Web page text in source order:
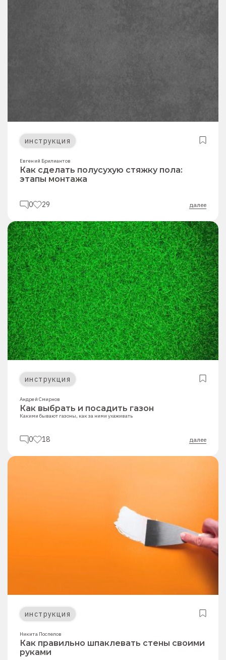
инструкция
Евгений Брилиантов
Как сделать полусухую стяжку пола:
этапы монтажа
0 29 далее
инструкция
Андрей Смирнов
Как выбрать и посадить газон
Какими бывают газоны, как за ними ухаживать
0 18 далее
инструкция
Никита Поспелов
Как правильно шпаклевать стены своими
руками